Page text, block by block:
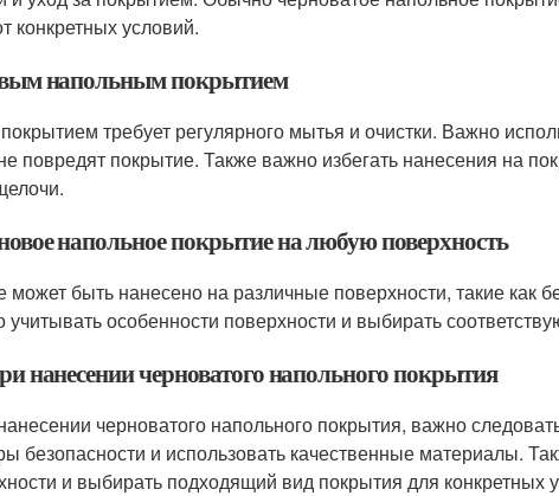
конкретных условий.
напольным покрытием
требует регулярного мытья и очистки. Важно
повредят покрытие. Также важно избегать нанесения на
напольное покрытие на любую поверхность
быть нанесено на различные поверхности, такие как
особенности поверхности и выбирать
нанесении черноватого напольного покрытия
черноватого напольного покрытия, важно
безопасности и использовать качественные материалы.
и выбирать подходящий вид покрытия для конкретных